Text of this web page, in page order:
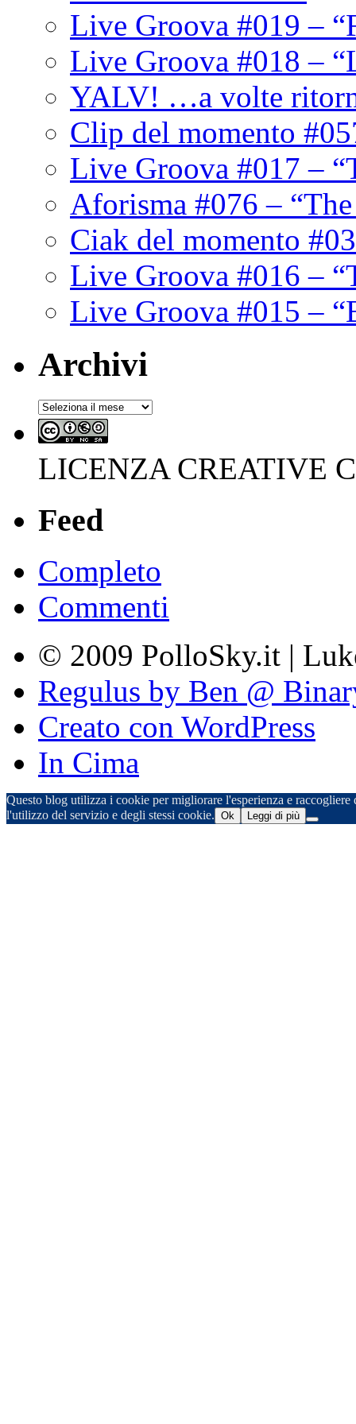
Live Groova #019 –
Live Groova #018 –
YALV! …a volte
Clip del momento
Live Groova #017 –
Aforisma #076 –
Ciak del momento
Live Groova #016 –
Live Groova #015 –
Archivi
Archivi
LICENZA CREATIVE
Feed
Completo
Commenti
© 2009 PolloSky.it |
Regulus by Ben @
Creato con WordPress
In Cima
Questo blog utilizza i cookie per migliorare l'esperienza e
l'utilizzo del servizio e degli stessi cookie. Ok Leggi di più